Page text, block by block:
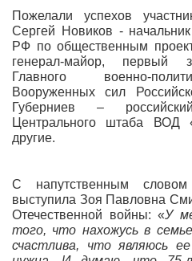
Пожелали успехов
Сергей Новиков -
РФ по общественным
генерал-майор, первый
Главного военно-
Вооруженных сил
Губерниев –
Центрального штаба
другие.
С напутственным
выступила Зоя Павловна
Отечественной войны: «У
того, что нахожусь в
счастлива, что являюсь